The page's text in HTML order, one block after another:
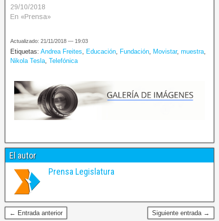
29/10/2018
En «Prensa»
Actualizado: 21/11/2018 — 19:03
Etiquetas: Andrea Freites Educación Fundación Movistar, muestra
Nikola Tesla Telefónica
El autor
Prensa Legislatura
← Entrada anterior Siguiente entrada →